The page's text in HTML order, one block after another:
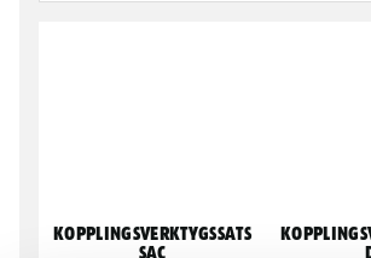
Kopplingsverktygssats